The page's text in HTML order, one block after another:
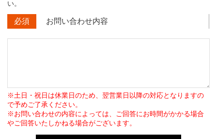
い。
必須 お問い合わせ内容
※土日・祝日は休業日のため、翌営業日以降の対応となりますの
で予めご了承ください。
※お問い合わせの内容によっては、ご回答にお時間がかかる場合
やご回答いたしかねる場合がございます。